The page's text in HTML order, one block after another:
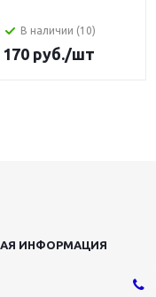
В наличии (10)
170 руб./шт
ИНФОРМАЦИЯ